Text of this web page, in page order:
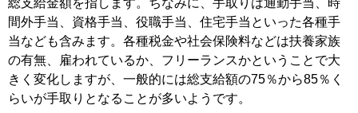
総支給金額を指します。ちなみに、手取りは通勤手当、時
間外手当、資格手当、役職手当、住宅手当といった各種手
当なども含みます。各種税金や社会保険料などは扶養家族
の有無、雇われているか、フリーランスかということで大
きく変化しますが、一般的には総支給額の75％から85％く
らいが手取りとなることが多いようです。